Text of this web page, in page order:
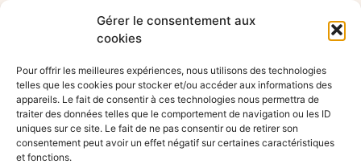
Gérer le consentement aux
cookies
Pour offrir les meilleures expériences, nous utilisons des technologies
telles que les cookies pour stocker et/ou accéder aux informations des
appareils. Le fait de consentir à ces technologies nous permettra de
traiter des données telles que le comportement de navigation ou les ID
uniques sur ce site. Le fait de ne pas consentir ou de retirer son
consentement peut avoir un effet négatif sur certaines caractéristiques
et fonctions.